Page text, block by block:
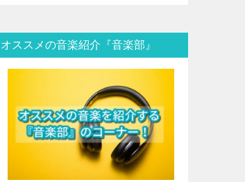
オススメの音楽紹介『音楽部』